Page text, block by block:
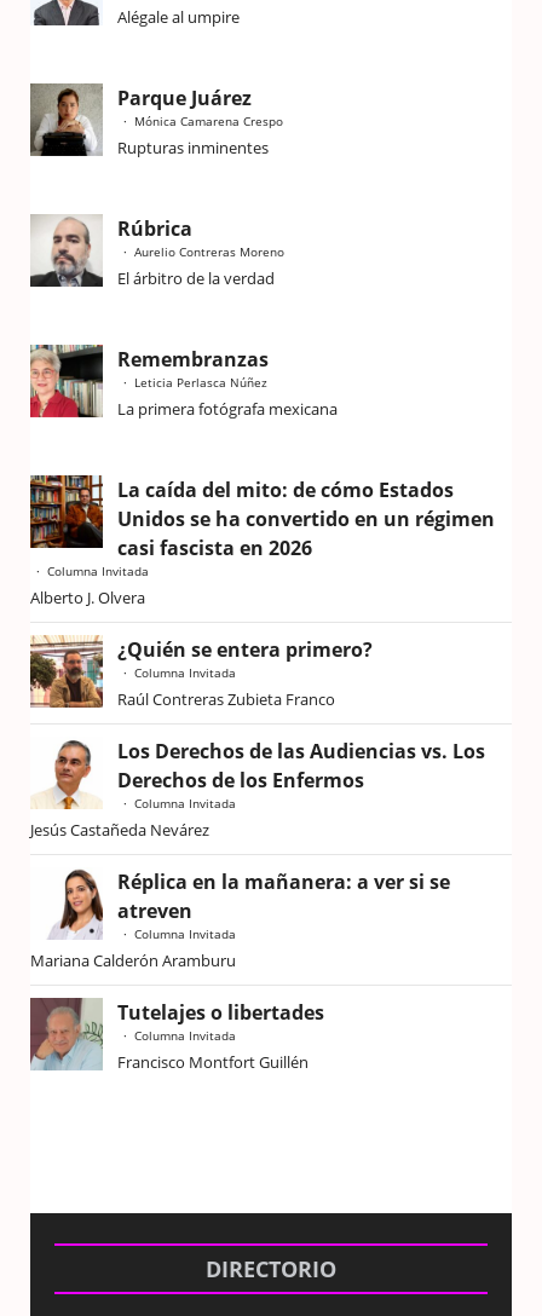
Alégale al umpire
Parque Juárez
Mónica Camarena Crespo
Rupturas inminentes
Rúbrica
Aurelio Contreras Moreno
El árbitro de la verdad
Remembranzas
Leticia Perlasca Núñez
La primera fotógrafa mexicana
La caída del mito: de cómo Estados
Unidos se ha convertido en un régimen
casi fascista en 2026
Columna Invitada
Alberto J. Olvera
¿Quién se entera primero?
Columna Invitada
Raúl Contreras Zubieta Franco
Los Derechos de las Audiencias vs. Los
Derechos de los Enfermos
Columna Invitada
Jesús Castañeda Nevárez
Réplica en la mañanera: a ver si se
atreven
Columna Invitada
Mariana Calderón Aramburu
Tutelajes o libertades
Columna Invitada
Francisco Montfort Guillén
DIRECTORIO